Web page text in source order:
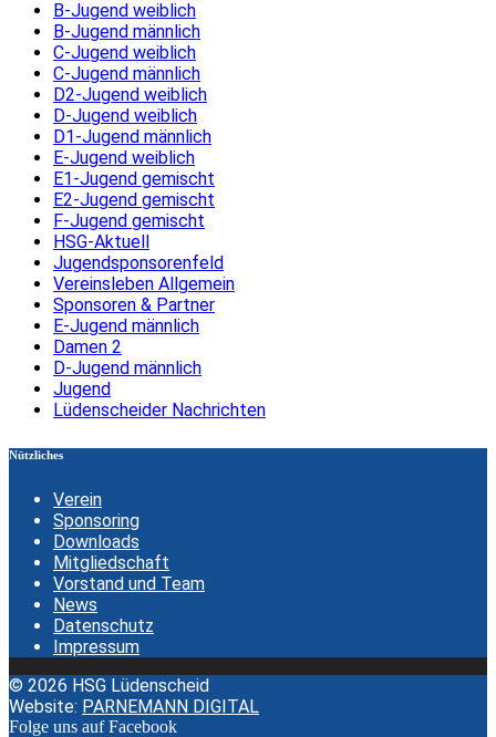
B-Jugend weiblich
B-Jugend männlich
C-Jugend weiblich
C-Jugend männlich
D2-Jugend weiblich
D-Jugend weiblich
D1-Jugend männlich
E-Jugend weiblich
E1-Jugend gemischt
E2-Jugend gemischt
F-Jugend gemischt
HSG-Aktuell
Jugendsponsorenfeld
Vereinsleben Allgemein
Sponsoren & Partner
E-Jugend männlich
Damen 2
D-Jugend männlich
Jugend
Lüdenscheider Nachrichten
Nützliches
Verein
Sponsoring
Downloads
Mitgliedschaft
Vorstand und Team
News
Datenschutz
Impressum
© 2026 HSG Lüdenscheid
Website: PARNEMANN DIGITAL
Folge uns auf Facebook